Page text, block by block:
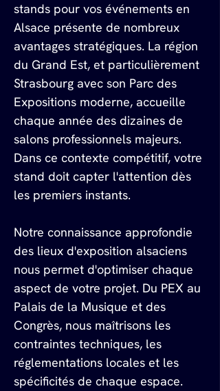
stands pour vos événements en
Alsace présente de nombreux
avantages stratégiques. La région
du Grand Est, et particulièrement
Strasbourg avec son Parc des
Expositions moderne, accueille
chaque année des dizaines de
salons professionnels majeurs.
Dans ce contexte compétitif, votre
stand doit capter l'attention dès
les premiers instants.
Notre connaissance approfondie
des lieux d'exposition alsaciens
nous permet d'optimiser chaque
aspect de votre projet. Du PEX au
Palais de la Musique et des
Congrès, nous maîtrisons les
contraintes techniques, les
réglementations locales et les
spécificités de chaque espace.